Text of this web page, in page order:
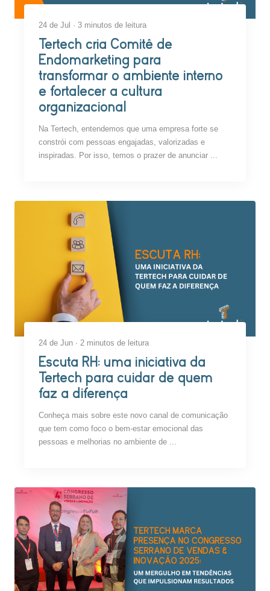
24 de Jul · 3 minutos de leitura
Tertech cria Comitê de
Endomarketing para
transformar o ambiente interno
e fortalecer a cultura
organizacional
Na Tertech, entendemos que uma empresa forte se
constrói com pessoas engajadas, valorizadas e
inspiradas. Por isso, temos o prazer de anunciar ...
24 de Jun · 2 minutos de leitura
Escuta RH: uma iniciativa da
Tertech para cuidar de quem
faz a diferença
Conheça mais sobre este novo canal de comunicação
que tem como foco o bem-estar emocional das
pessoas e melhorias no ambiente de ...